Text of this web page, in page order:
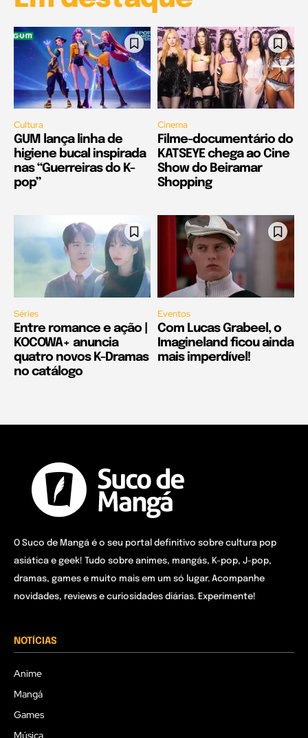
Cultura
GUM lança linha de
higiene bucal inspirada
nas “Guerreiras do K-
pop”
Cinema
Filme-documentário do
KATSEYE chega ao Cine
Show do Beiramar
Shopping
Séries
Entre romance e ação |
KOCOWA+ anuncia
quatro novos K-Dramas
no catálogo
Eventos
Com Lucas Grabeel, o
Imagineland ficou ainda
mais imperdível!
O Suco de Mangá é o seu portal definitivo sobre cultura pop
asiática e geek! Tudo sobre animes, mangás, K-pop, J-pop,
dramas, games e muito mais em um só lugar. Acompanhe
novidades, reviews e curiosidades diárias. Experimente!
NOTÍCIAS
Anime
Mangá
Games
Música